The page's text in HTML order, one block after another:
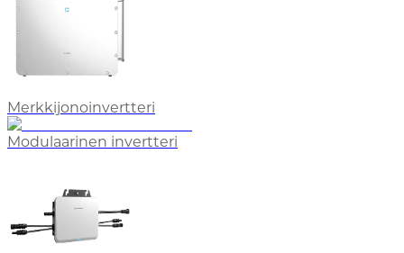
Merkkijonoinvertteri
Modulaarinen invertteri